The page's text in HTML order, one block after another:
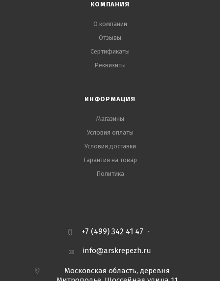
КОМПАНИЯ
О компании
Отзывы
Сертификаты
Реквизиты
ИНФОРМАЦИЯ
Магазины
Условия оплаты
Условия доставки
Гарантия на товар
Политика
+7 (499) 342 41 47
info@arskrepezh.ru
Московская область, деревня